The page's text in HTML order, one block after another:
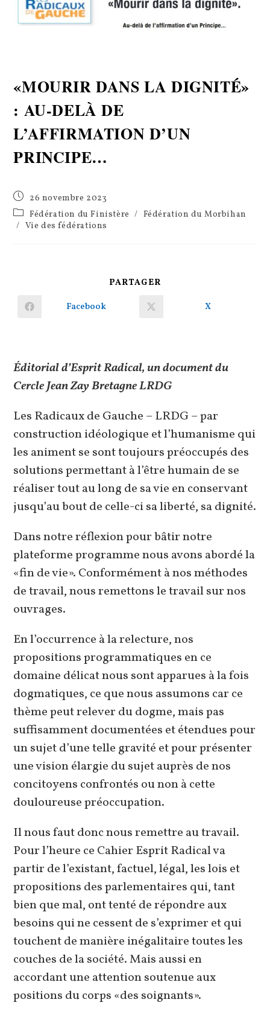
«MOURIR DANS LA DIGNITÉ»
: AU-DELÀ DE
L’AFFIRMATION D’UN
PRINCIPE…
Publication
publiée :
26 novembre 2023
Post
category:
Fédération du Finistère / Fédération du Morbihan
/ Vie des fédérations
PARTAGER
Ouvrir
Facebook Ouvrir
X
Éditorial d’Esprit Radical, un document du
Cercle Jean Zay Bretagne LRDG
Les Radicaux de Gauche – LRDG – par
construction idéologique et l’humanisme qui
les animent se sont toujours préoccupés des
solutions permettant à l’être humain de se
réaliser tout au long de sa vie en conservant
jusqu’au bout de celle-ci sa liberté, sa dignité.
Dans notre réflexion pour bâtir notre
plateforme programme nous avons abordé la
«fin de vie». Conformément à nos méthodes
de travail, nous remettons le travail sur nos
ouvrages.
En l’occurrence à la relecture, nos
propositions programmatiques en ce
domaine délicat nous sont apparues à la fois
dogmatiques, ce que nous assumons car ce
thème peut relever du dogme, mais pas
suffisamment documentées et étendues pour
un sujet d’une telle gravité et pour présenter
une vision élargie du sujet auprès de nos
concitoyens confrontés ou non à cette
douloureuse préoccupation.
Il nous faut donc nous remettre au travail.
Pour l’heure ce Cahier Esprit Radical va
partir de l’existant, factuel, légal, les lois et
propositions des parlementaires qui, tant
bien que mal, ont tenté de répondre aux
besoins qui ne cessent de s’exprimer et qui
touchent de manière inégalitaire toutes les
couches de la société. Mais aussi en
accordant une attention soutenue aux
positions du corps «des soignants».